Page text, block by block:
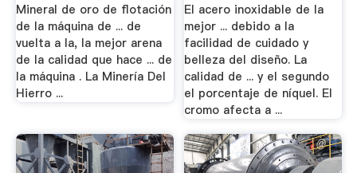
Mineral de oro de flotación
de la máquina de ... de
vuelta a la, la mejor arena
de la calidad que hace ... de
la máquina . La Minería Del
Hierro ...
El acero inoxidable de la
mejor ... debido a la
facilidad de cuidado y
belleza del diseño. La
calidad de ... y el segundo
el porcentaje de níquel. El
cromo afecta a ...